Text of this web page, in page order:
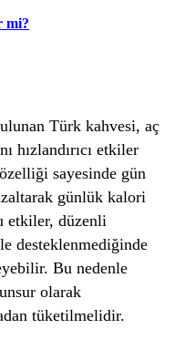
mi?
Türk kahvesi, aç
hızlandırıcı etkiler
sayesinde gün
günlük kalori
etkiler, düzenli
desteklenmediğinde
Bu nedenle
olarak
tüketilmelidir.